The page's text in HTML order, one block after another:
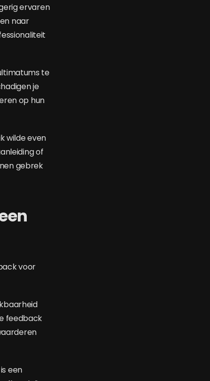
ervaren
naar
te
je
op hun
wilde even
of
gebrek
voor
feedback
een